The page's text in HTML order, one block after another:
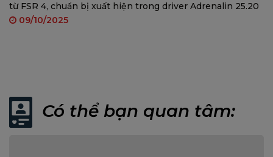
từ FSR 4, chuẩn bị xuất hiện trong driver Adrenalin 25.20
09/10/2025
Có thể bạn quan tâm: